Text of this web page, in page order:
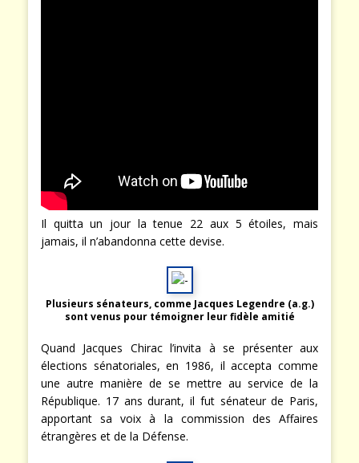
Il quitta un jour la tenue 22 aux 5 étoiles, mais
jamais, il n’abandonna cette devise.
Plusieurs sénateurs, comme Jacques Legendre (a.g.)
sont venus pour témoigner leur fidèle amitié
Quand Jacques Chirac l’invita à se présenter aux
élections sénatoriales, en 1986, il accepta comme
une autre manière de se mettre au service de la
République. 17 ans durant, il fut sénateur de Paris,
apportant sa voix à la commission des Affaires
étrangères et de la Défense.